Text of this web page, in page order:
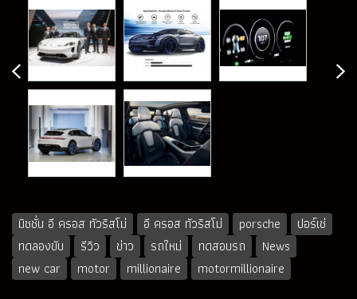
มิชชั่น อี ครอส ทัวริสโม่ อี ครอส ทัวริสโม่ porsche
ปอร์เช่
ทดลองขับ
รีวิว ข่าว รถใหม่ ทดสอบรถ
News
new car
motor millionaire motormillionaire